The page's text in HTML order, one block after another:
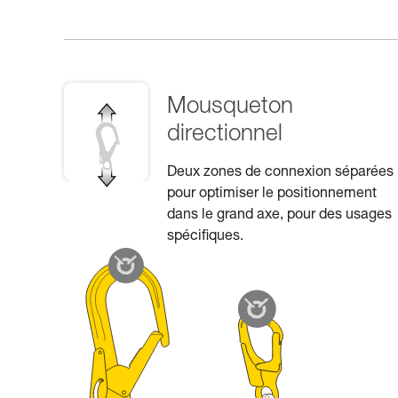
Mousqueton
directionnel
Deux zones de connexion séparées
pour optimiser le positionnement
dans le grand axe, pour des usages
spécifiques.